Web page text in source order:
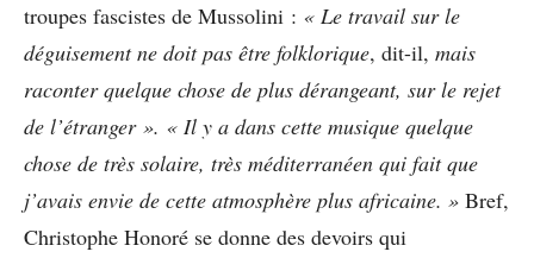
troupes fascistes de Mussolini : « Le travail sur le
déguisement ne doit pas être folklorique, dit-il, mais
raconter quelque chose de plus dérangeant, sur le rejet
de l’étranger ». « Il y a dans cette musique quelque
chose de très solaire, très méditerranéen qui fait que
j’avais envie de cette atmosphère plus africaine. » Bref,
Christophe Honoré se donne des devoirs qui